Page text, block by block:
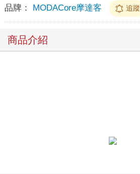
品牌： MODACore摩達客 追蹤
商品介紹